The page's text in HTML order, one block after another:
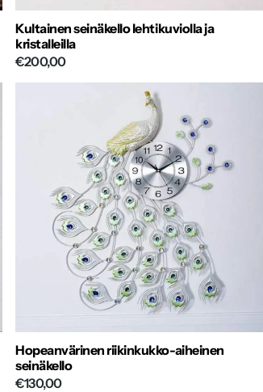
Kultainen seinäkello lehtikuviolla ja
kristalleilla
€200,00
Hopeanvärinen riikinkukko-aiheinen
seinäkello
€130,00